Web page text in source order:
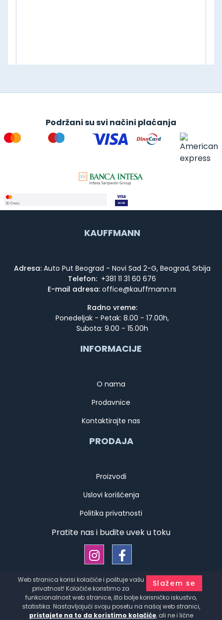
Podržani su svi načini plaćanja
KAUFFMANN
Adresa:Auto Put Beograd - Novi Sad 2-G, Beograd, Srbija
Telefon: +381 11 31 60 676
E-mail adresa:
Radno vreme:
Ponedeljak - Petak: 8.00 - 17.00h,
Subota: 9.00 - 15.00h
INFORMACIJE
O nama
Prodavnice
Kontaktirajte nas
PRODAJA
Proizvodi
Uslovi korišćenja
Politika privatnosti
Pratite nas i budite uvek u toku
Copyright © Kauffmann d.o.o. Srbija Sva prava zadržana
Developed byHALO Creative Team
Slažem se
Web stranica korisi kolačiće i poštuje vašu
privatnost! Kolačiće koristimo za
funkcionalnost web stranice, što bolje korisničko iskustvo,
statistika. Nastavljajući svoju posetu na našoj web stranici,
pristajete na to da koristimo kolačiće, ali ne i lične